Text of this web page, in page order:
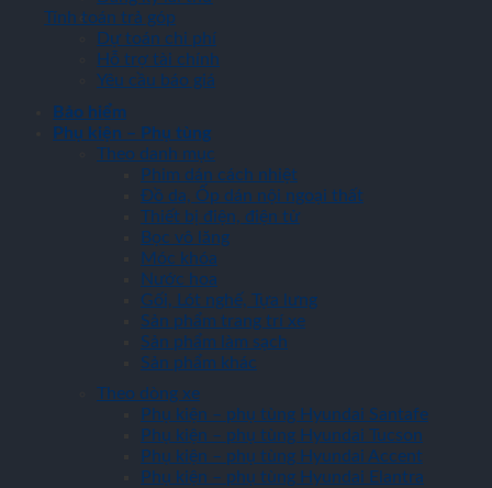
Tính toán trả góp
Dự toán chi phí
Hỗ trợ tài chính
Yêu cầu báo giá
Bảo hiểm
Phụ kiện – Phụ tùng
Theo danh mục
Phim dán cách nhiệt
Đồ da, Ốp dán nội ngoại thất
Thiết bị điện, điện tử
Bọc vô lăng
Móc khóa
Nước hoa
Gối, Lót nghế, Tựa lưng
Sản phẩm trang trí xe
Sản phẩm làm sạch
Sản phẩm khác
Theo dòng xe
Phụ kiện – phụ tùng Hyundai Santafe
Phụ kiện – phụ tùng Hyundai Tucson
Phụ kiện – phụ tùng Hyundai Accent
Phụ kiện – phụ tùng Hyundai Elantra